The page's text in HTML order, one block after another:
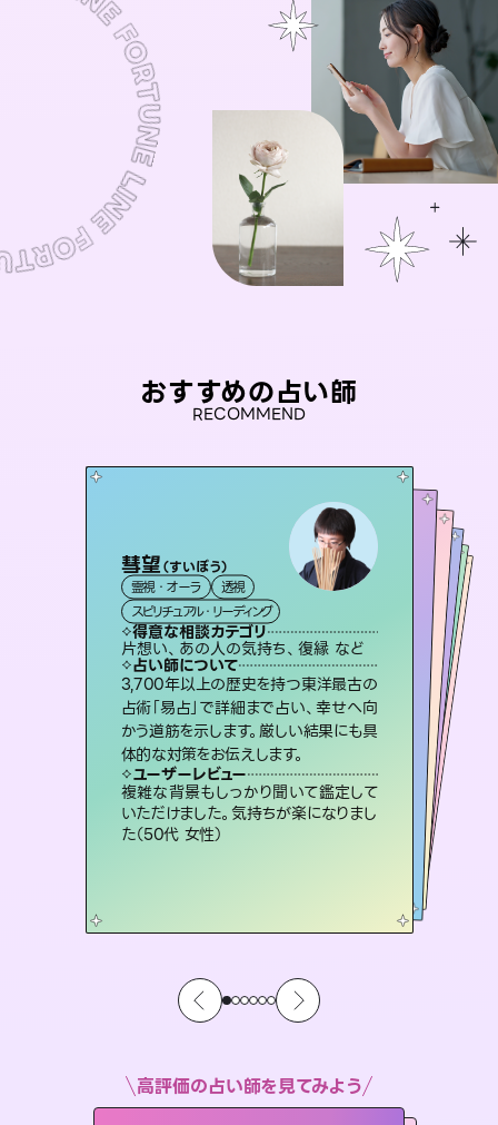
おすすめの占い師
RECOMMEND
彗望（すいぼう）
霊視・オーラ
透視
スピリチュアル・リーディング
得意な相談カテゴリ
片想い、あの人の気持ち、復縁 など
占い師について
3,700年以上の歴史を持つ東洋最古の
占術「易占」で詳細まで占い、幸せへ向
かう道筋を示します。厳しい結果にも具
体的な対策をお伝えします。
ユーザーレビュー
複雑な背景もしっかり聞いて鑑定して
いただけました。気持ちが楽になりまし
た（50代 女性）
アイリス -iris-
西洋占星術 タロット
ルーン
得意な相談カテゴリ
恋愛総合、片想い、二人の未来 など
占い師について
復縁、恋愛、不倫の行方、同性愛や片
思い、仕事関係や借金問題まで知りた
いことや心の負担になっていることを
紐解き、背中をそっと押して導きます。
ユーザーレビュー
安心感のあり、言い切ってくれる所や濁
さない鑑定のおかげで、毎回自分の気
持ちを整えられます（30代 男性）
桃源珠羽 とうげんみう）
霊視・オーラ
スピリチュアル・リーディング
得意な相談カテゴリ
片想い、あの人の気持ち、復縁 など
占い師について
恋愛のお悩みの中でも特に「曖昧な関
係」の相談を得意としており、友達以上
恋人未満なお相手との今後や本音を丁
寧に読み解き恋愛成就へと導きます。
ユーザーレビュー
鑑定していただいてアドバイス通りに行
動すると仲が復活してきました。ありが
とうございました（40代 女性）
未来視師＊花
霊視・オーラ
スピリチュアル・リーディング
得意な相談カテゴリ
出逢い、片想い、復縁 など
占い師について
未来には何パターンもの選択肢があります。不安で視えにくくなっているあなたの素敵な未来を見つけ、その未来を選択できるようアドバイスします。
ユーザーレビュー
職場の人の性質や人間関係、本心など
本当によく視えていてびっくり。対策が
打てて前向きになれます（40代）
セラピスト理恵
霊視・オーラ
スピリチュアル・リーディング
得意な相談カテゴリ
片想い、二人の未来、年の差 など
占い師について
連絡再開、復縁、成就などの報告実績
多数。セラピストとして2万超の施術経
験があるからこそできる鑑定で、より良
い未来をサポートします。
ユーザーレビュー
とても心温まる鑑定でした。しかもこち
らは何も言っていないのに視えていらっ
しゃるんだなと驚きです（30代女性）
おう 霊感オラクル
霊視・オーラ
オラクルカード
得意な相談カテゴリ
恋愛総合、あの人の気持ち など
占い師について
霊視×オラクルカードを使って「今」と
「未来」そして「気になるあの人の気持
ち」まで丁寧に読み解き、恋や人生のヒ
ントを優しく引き出します。
ユーザーレビュー
不安な気持ちが嘘みたいに晴れまし
た…！よく視えていらっしゃるんだなと
感じました（40代 女性）
高評価の占い師を見てみよう